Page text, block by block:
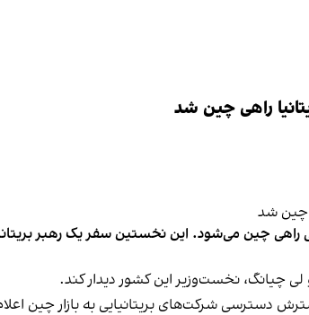
راهی چین شد
چیانگ، نخست‌وزیر این کشور دیدار کند.
دسترسی شرکت‌های بریتانیایی به بازار چین